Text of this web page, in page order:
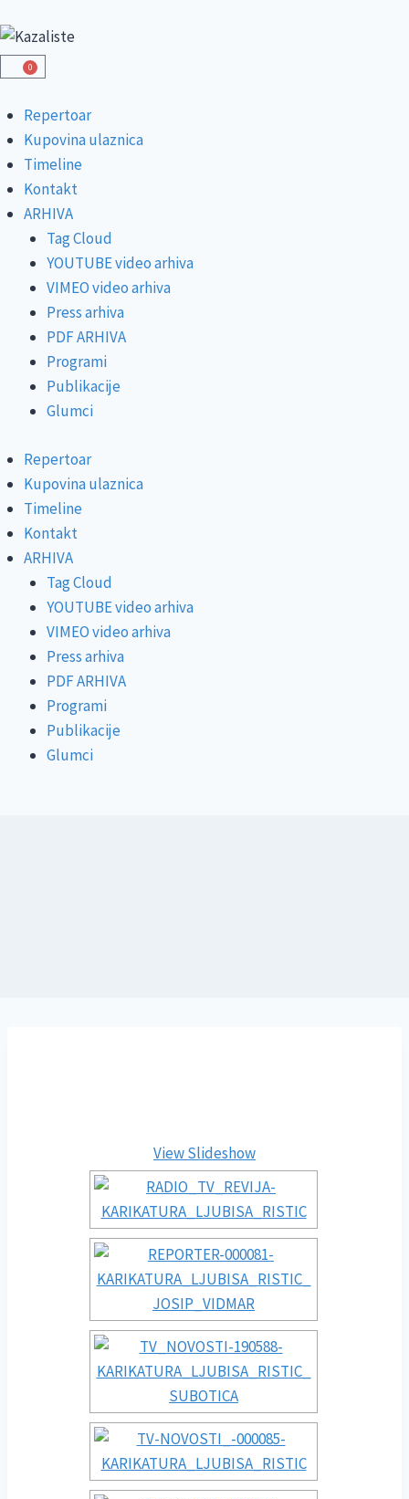
0
Repertoar
Kupovina ulaznica
Timeline
Kontakt
ARHIVA
Tag Cloud
YOUTUBE video arhiva
VIMEO video arhiva
Press arhiva
PDF ARHIVA
Programi
Publikacije
Glumci
Repertoar
Kupovina ulaznica
Timeline
Kontakt
ARHIVA
Tag Cloud
YOUTUBE video arhiva
VIMEO video arhiva
Press arhiva
PDF ARHIVA
Programi
Publikacije
Glumci
View Slideshow